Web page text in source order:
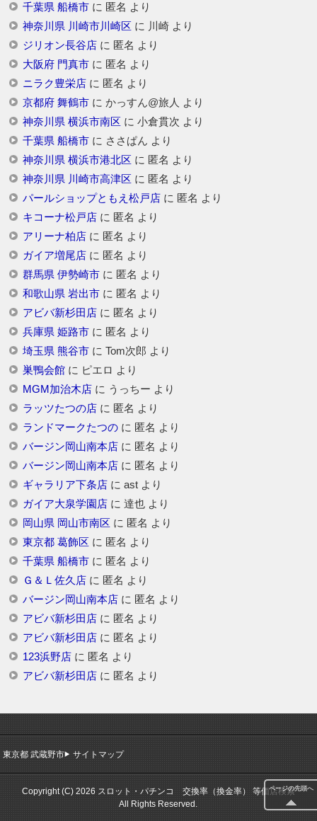
千葉県 船橋市に 匿名 より
神奈川県 川崎市川崎区 に 川崎より
ジリオン長谷店に 匿名 より
大阪府 門真市に 匿名 より
ニラク豊栄店に 匿名 より
京都府 舞鶴市に かっすん@旅人 より
神奈川県 横浜市南区 に 小倉貫次 より
千葉県 船橋市に ささぱん より
神奈川県 横浜市港北区 に 匿名 より
神奈川県 川崎市高津区 に 匿名 より
パールショップともえ松戸店に 匿名 より
キコーナ松戸店に 匿名 より
アリーナ柏店に 匿名 より
ガイア増尾店に 匿名 より
群馬県 伊勢崎市に 匿名 より
和歌山県 岩出市に 匿名 より
アビバ新杉田店に 匿名 より
兵庫県 姫路市に 匿名 より
埼玉県 熊谷市に Tom次郎 より
巣鴨会館に ピエロ より
MGM加治木店に うっちー より
ラッツたつの店に 匿名 より
ランドマークたつのに 匿名 より
バージン岡山南本店に 匿名 より
バージン岡山南本店に 匿名 より
ギャラリア下条店に astより
ガイア大泉学園店に 達也より
岡山県 岡山市南区 に 匿名 より
東京都 葛飾区 に 匿名 より
千葉県 船橋市に 匿名 より
Ｇ＆Ｌ佐久店に 匿名 より
バージン岡山南本店に 匿名 より
アビバ新杉田店に 匿名 より
アビバ新杉田店に 匿名 より
123浜野店に 匿名 より
アビバ新杉田店に 匿名 より
東京都 武蔵野市 サイトマップ
Copyright (C) 2026 スロット・パチンコ 交換率（換金率） 等価店検索
All Rights Reserved.
ページの先頭へ